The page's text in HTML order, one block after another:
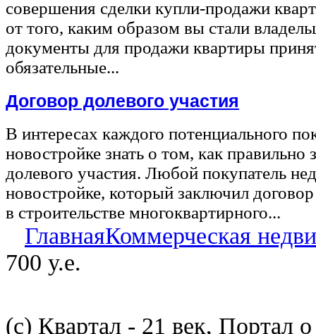
совершения сделки купли-продажи
от того, каким образом вы стали
документы для продажи квартиры
обязательные...
Договор долевого участия
В интересах каждого потенциального
новостройке знать о том, как правильно
долевого участия. Любой покупатель
новостройке, который заключил
в строительстве многоквартирного...
ГлавнаяКоммерческая
700 у.е.
(с) Квартал - 21 век, Портал